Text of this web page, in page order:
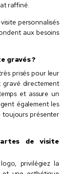
raffiné.
personnalisés
aux besoins
gravés ?
prisés pour leur
gravé directement
et assure un
également les
toujours présenter
de visite
privilégiez la